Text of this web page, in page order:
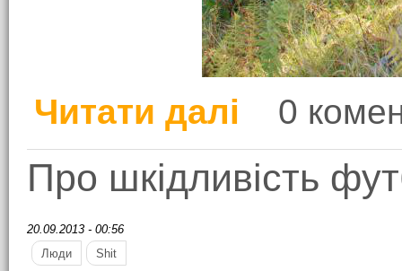
Читати далі про Закарпаття у
0
Про шкідливість
20.09.2013 - 00:56
Люди
Shit